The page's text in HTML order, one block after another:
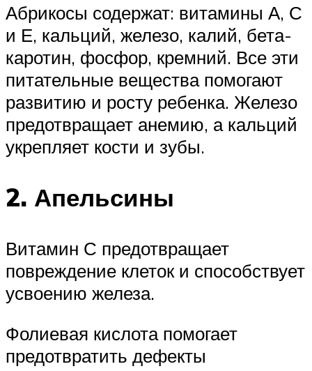
Абрикосы содержат: витамины А, С
и Е, кальций, железо, калий, бета-
каротин, фосфор, кремний. Все эти
питательные вещества помогают
развитию и росту ребенка. Железо
предотвращает анемию, а кальций
укрепляет кости и зубы.
2. Апельсины
Витамин С предотвращает
повреждение клеток и способствует
усвоению железа.
Фолиевая кислота помогает
предотвратить дефекты